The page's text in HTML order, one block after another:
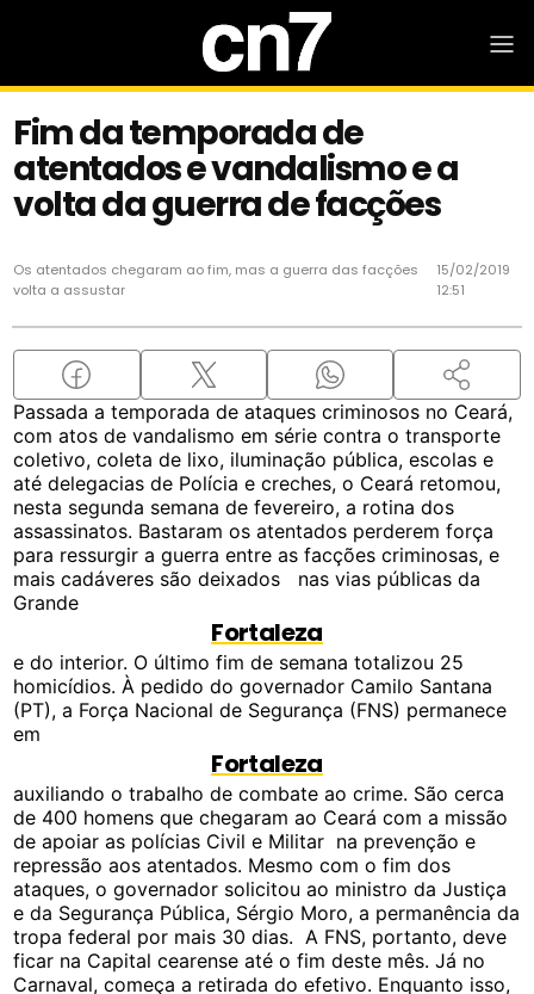
Fim da temporada de
atentados e vandalismo e a
volta da guerra de facções
Os atentados chegaram ao fim, mas a guerra das facções
volta a assustar
15/02/2019
12:51
Passada a temporada de ataques criminosos no Ceará,
com atos de vandalismo em série contra o transporte
coletivo, coleta de lixo, iluminação pública, escolas e
até delegacias de Polícia e creches, o Ceará retomou,
nesta segunda semana de fevereiro, a rotina dos
assassinatos. Bastaram os atentados perderem força
para ressurgir a guerra entre as facções criminosas, e
mais cadáveres são deixados nas vias públicas da
Grande
Fortaleza
e do interior. O último fim de semana totalizou 25
homicídios. À pedido do governador Camilo Santana
(PT), a Força Nacional de Segurança (FNS) permanece
em
Fortaleza
auxiliando o trabalho de combate ao crime. São cerca
de 400 homens que chegaram ao Ceará com a missão
de apoiar as polícias Civil e Militar na prevenção e
repressão aos atentados. Mesmo com o fim dos
ataques, o governador solicitou ao ministro da Justiça
e da Segurança Pública, Sérgio Moro, a permanência da
tropa federal por mais 30 dias. A FNS, portanto, deve
ficar na Capital cearense até o fim deste mês. Já no
Carnaval, começa a retirada do efetivo. Enquanto isso,